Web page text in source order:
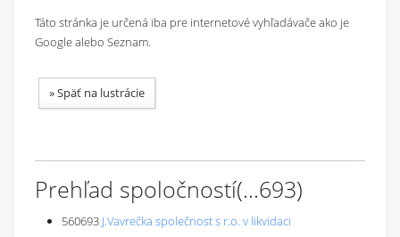
Táto stránka je určená iba pre internetové vyhľadávače ako je
Google alebo Seznam.
»Späť na lustrácie
Prehľad spoločností(...693)
560693 J.Vavrečka společnost s r.o. v likvidaci